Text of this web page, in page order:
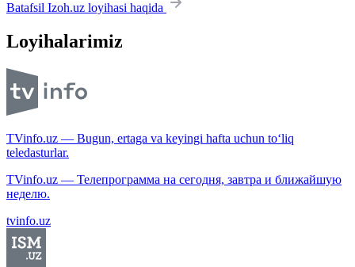
Batafsil Izoh.uz loyihasi haqida
Loyihalarimiz
TVinfo.uz — Bugun, ertaga va keyingi hafta uchun to‘liq
teledasturlar.
TVinfo.uz — Телепрограмма на сегодня, завтра и ближайшую
неделю.
tvinfo.uz